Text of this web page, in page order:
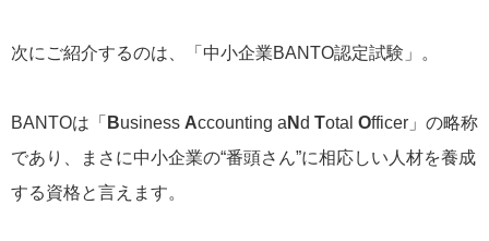
次にご紹介するのは、「中小企業BANTO認定試験」。
BANTOは「 Business Accounting a Nd Total Officer」の略称
であり、まさに中小企業の“番頭さん”に相応しい人材を養成
する資格と言えます。